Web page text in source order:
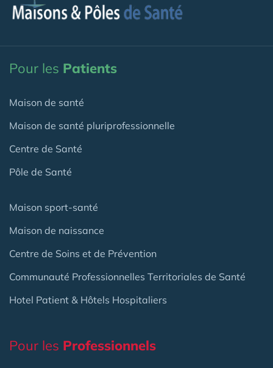
Pour les Patients
Maison de santé
Maison de santé pluriprofessionnelle
Centre de Santé
Pôle de Santé
Maison sport-santé
Maison de naissance
Centre de Soins et de Prévention
Communauté Professionnelles Territoriales de Santé
Hotel Patient & Hôtels Hospitaliers
Pour les Professionnels